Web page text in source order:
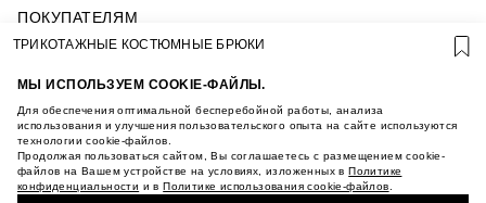
МЫ ИСПОЛЬЗУЕМ COOKIE-ФАЙЛЫ.
Для обеспечения оптимальной бесперебойной работы, анализа
использования и улучшения пользовательского опыта на сайте используются
технологии cookie-файлов.
Продолжая пользоваться сайтом, Вы соглашаетесь с размещением cookie-
файлов на Вашем устройстве на условиях, изложенных вПолитике
конфиденциальности и вПолитике использования cookie-файлов
ПОКУПАТЕЛЯМ
УСЛОВИЯ ИСПОЛЬЗОВАНИЯ ПОДАРОЧНЫХ
ПОЛИТИКА КОНФИДЕНЦИАЛЬНОСТИ
ПОЛИТИКА COOKIE
УСЛОВИЯ ПОКУПКИ
О НАС
МАГАЗИНЫ
КАРЬЕРА
ТРИКОТАЖНЫЕ КОСТЮМНЫЕ БРЮКИ
КУПИТЬ + ПОЛУЧИТЬ В МАГАЗИНЕ MAAG